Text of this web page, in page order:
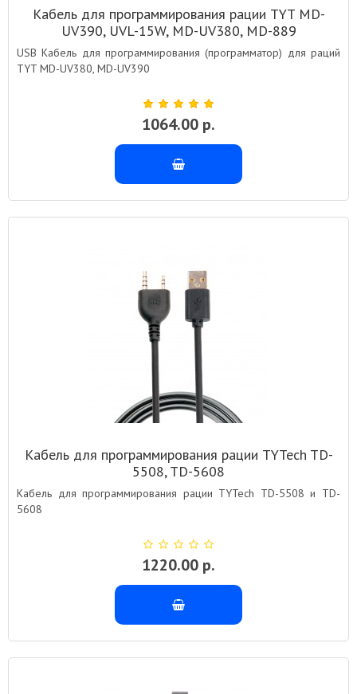
Кабель для программирования рации TYT MD-
UV390, UVL-15W, MD-UV380, MD-889
USB Кабель для программирования (программатор) для раций
TYT MD-UV380, MD-UV390
1064.00 р.
Кабель для программирования рации TYTech TD-
5508, TD-5608
Кабель для программирования рации TYTech TD-5508 и TD-
5608
1220.00 р.